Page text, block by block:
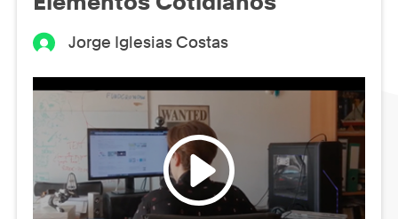
Jorge Iglesias Costas